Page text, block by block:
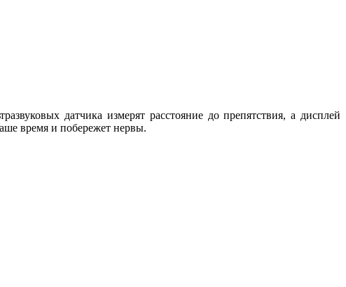
датчика измерят расстояние до препятствия, а дисплей
время и побережет нервы.